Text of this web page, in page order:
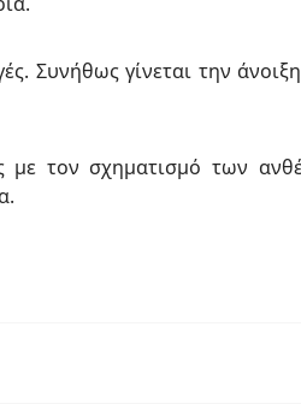
Συνήθως γίνεται την
τον σχηµατισµό των